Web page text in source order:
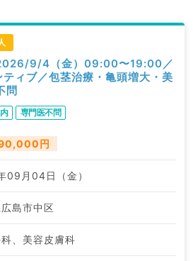
2026/9/4（金）09:00〜19:00／
ィブ／包茎治療・亀頭増大・美
問
専門医不問
円
09月04日（金）
島市中区
、美容皮膚科